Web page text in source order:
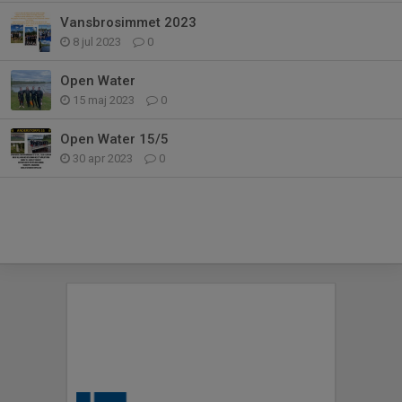
Vansbrosimmet 2023
8 jul 2023 0
Open Water
15 maj 2023 0
Open Water 15/5
30 apr 2023 0